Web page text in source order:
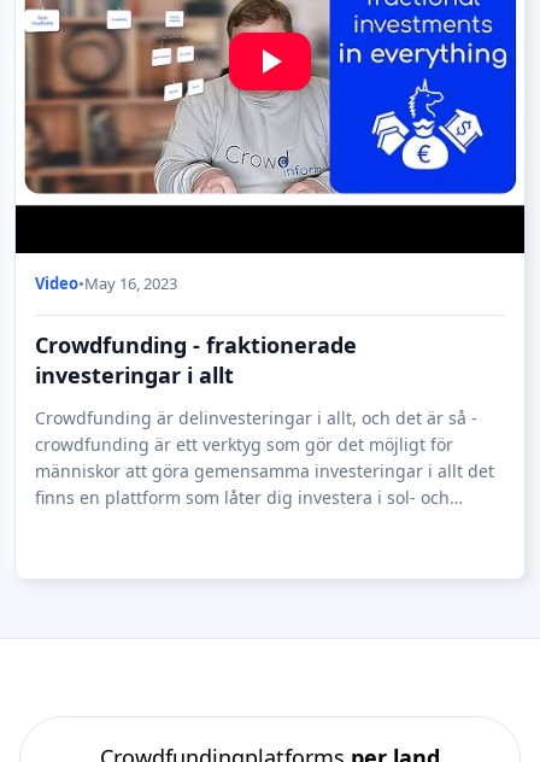
Video•May 16, 2023
Crowdfunding - fraktionerade
investeringar i allt
Crowdfunding är delinvesteringar i allt, och det är så -
crowdfunding är ett verktyg som gör det möjligt för
människor att göra gemensamma investeringar i allt det
finns en plattform som låter dig investera i sol- och